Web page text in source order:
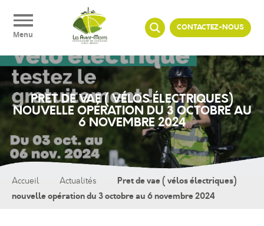
Menu
CONTACTEZ-NOUS
PRET DE VAE ( VÉLOS ÉLECTRIQUES)
NOUVELLE OPÉRATION DU 3 OCTOBRE AU
6 NOVEMBRE 2024
Accueil Actualités
Pret de vae ( vélos électriques)
nouvelle opération du 3 octobre au 6 novembre 2024
Panneau de gestion des cookies